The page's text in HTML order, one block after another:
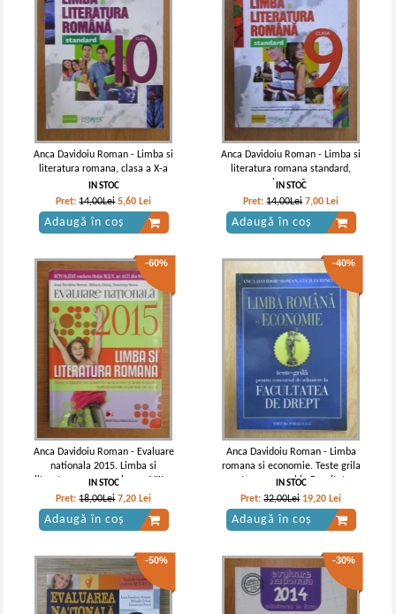
Anca Davidoiu Roman - Limba si
literatura romana, clasa a X-a
IN STOC
Pret:14,00Lei 5,60 Lei
Adaugă în coș
Anca Davidoiu Roman - Limba si
literatura romana standard,
clasa a 9 a
IN STOC
Pret:14,00Lei 7,00 Lei
Adaugă în coș
-60%
Anca Davidoiu Roman - Evaluare
nationala 2015. Limba si
literatura romana, clasa a VIII-a
IN STOC
Pret:18,00Lei 7,20 Lei
Adaugă în coș
-40%
Anca Davidoiu Roman - Limba
romana si economie. Teste grila
pentru concursul la Facultatea
de Drept
IN STOC
Pret:32,00Lei 19,20 Lei
Adaugă în coș
-50% -30%